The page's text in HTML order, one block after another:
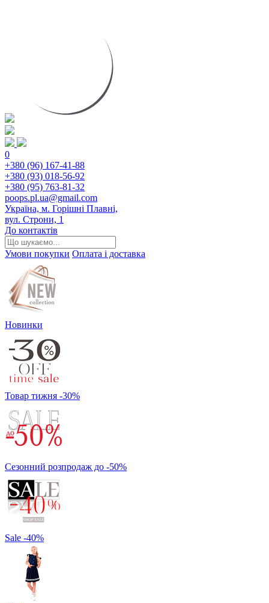
0
+380 (96) 167-41-88
+380 (93) 018-56-92
+380 (95) 763-81-32
poops.pl.ua@gmail.com
Україна, м. Горішні Плавні,
вул. Строни, 1
До контактів
Умови покупки Оплата і доставка
Новинки
Товар тижня -30%
Сезонний розпродаж до -50%
Sale -40%